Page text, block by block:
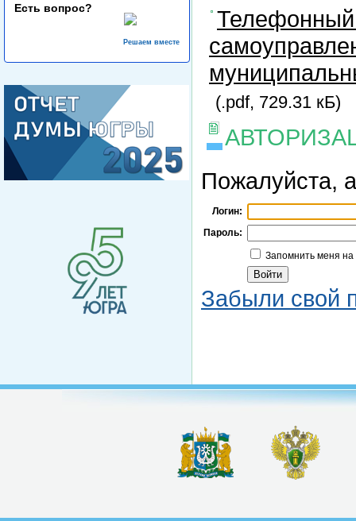
Есть вопрос?
Решаем вместе
Телефонный
(.pdf, 729.31 кБ)
Пожалуйста,
Логин:
Пароль:
Запомнить меня
Забыли свой